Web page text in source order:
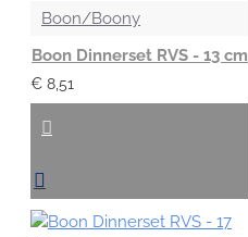
Boon/Boony
Boon Dinnerset RVS - 13 cm
€ 8,51